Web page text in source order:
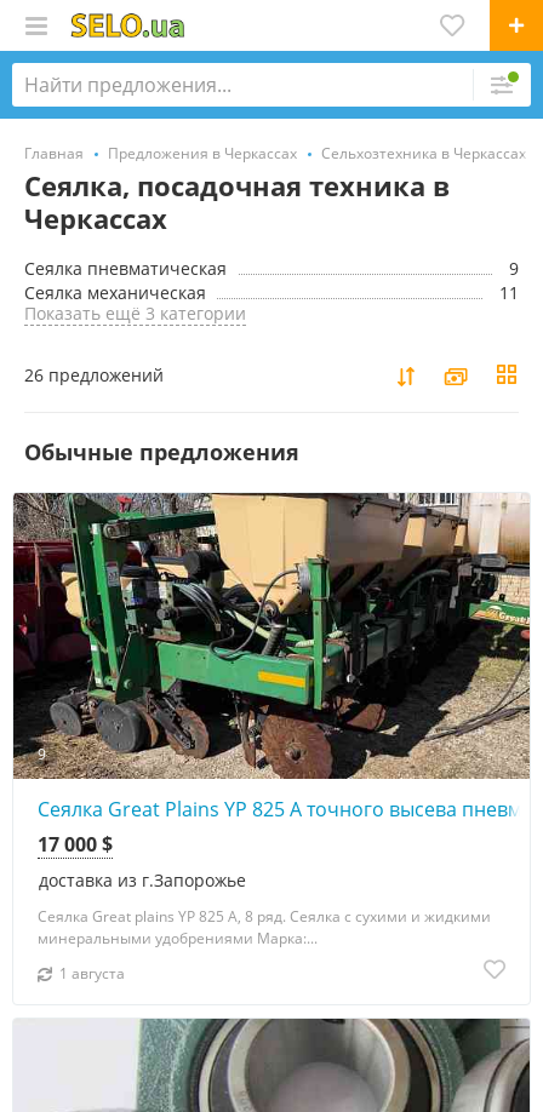
Главная Предложения в Черкассах Сельхозтехника в Черкассах
Сеялка, посадочная техника в
Черкассах
Сеялка пневматическая
9
Сеялка механическая
11
Показать ещё 3 категории
26 предложений
Обычные предложения
9
Сеялка Great Plains YP 825 А точного высева
доставка из г.Запорожье
17 000 $
Сеялка Great plains YP 825 A, 8 ряд. Сеялка с сухими и жидкими
минеральными удобрениями Марка:...
1 августа